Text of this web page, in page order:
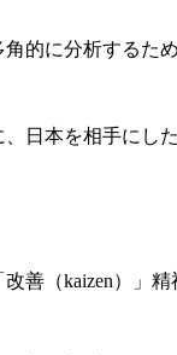
的に分析するた
日本を相手に
善（kaizen）」